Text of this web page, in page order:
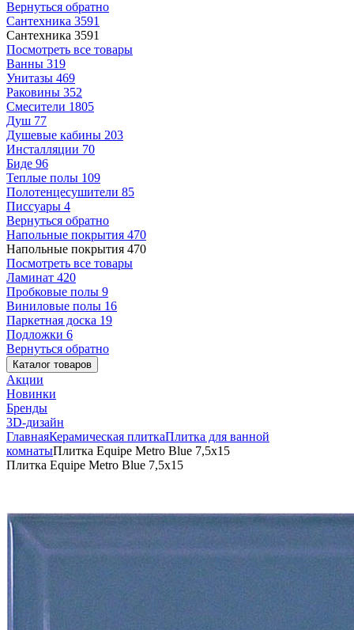
Вернуться обратно
Сантехника 3591
Сантехника 3591
Посмотреть все товары
Ванны 319
Унитазы 469
Раковины 352
Смесители 1805
Душ 77
Душевые кабины 203
Инсталляции 70
Биде 96
Теплые полы 109
Полотенцесушители 85
Писсуары 4
Вернуться обратно
Напольные покрытия 470
Напольные покрытия 470
Посмотреть все товары
Ламинат 420
Пробковые полы 9
Виниловые полы 16
Паркетная доска 19
Подложки 6
Вернуться обратно
Каталог товаров
Акции
Новинки
Бренды
3D-дизайн
ГлавнаяКерамическая плиткаПлитка для ванной
комнатыПлитка Equipe Metro Blue 7,5x15
Плитка Equipe Metro Blue 7,5x15